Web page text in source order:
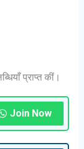
प्राप्त कीं।
Join Now